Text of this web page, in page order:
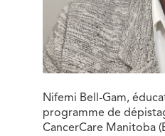
Nifemi Bell-Gam,
programme de
CancerCare Manitoba